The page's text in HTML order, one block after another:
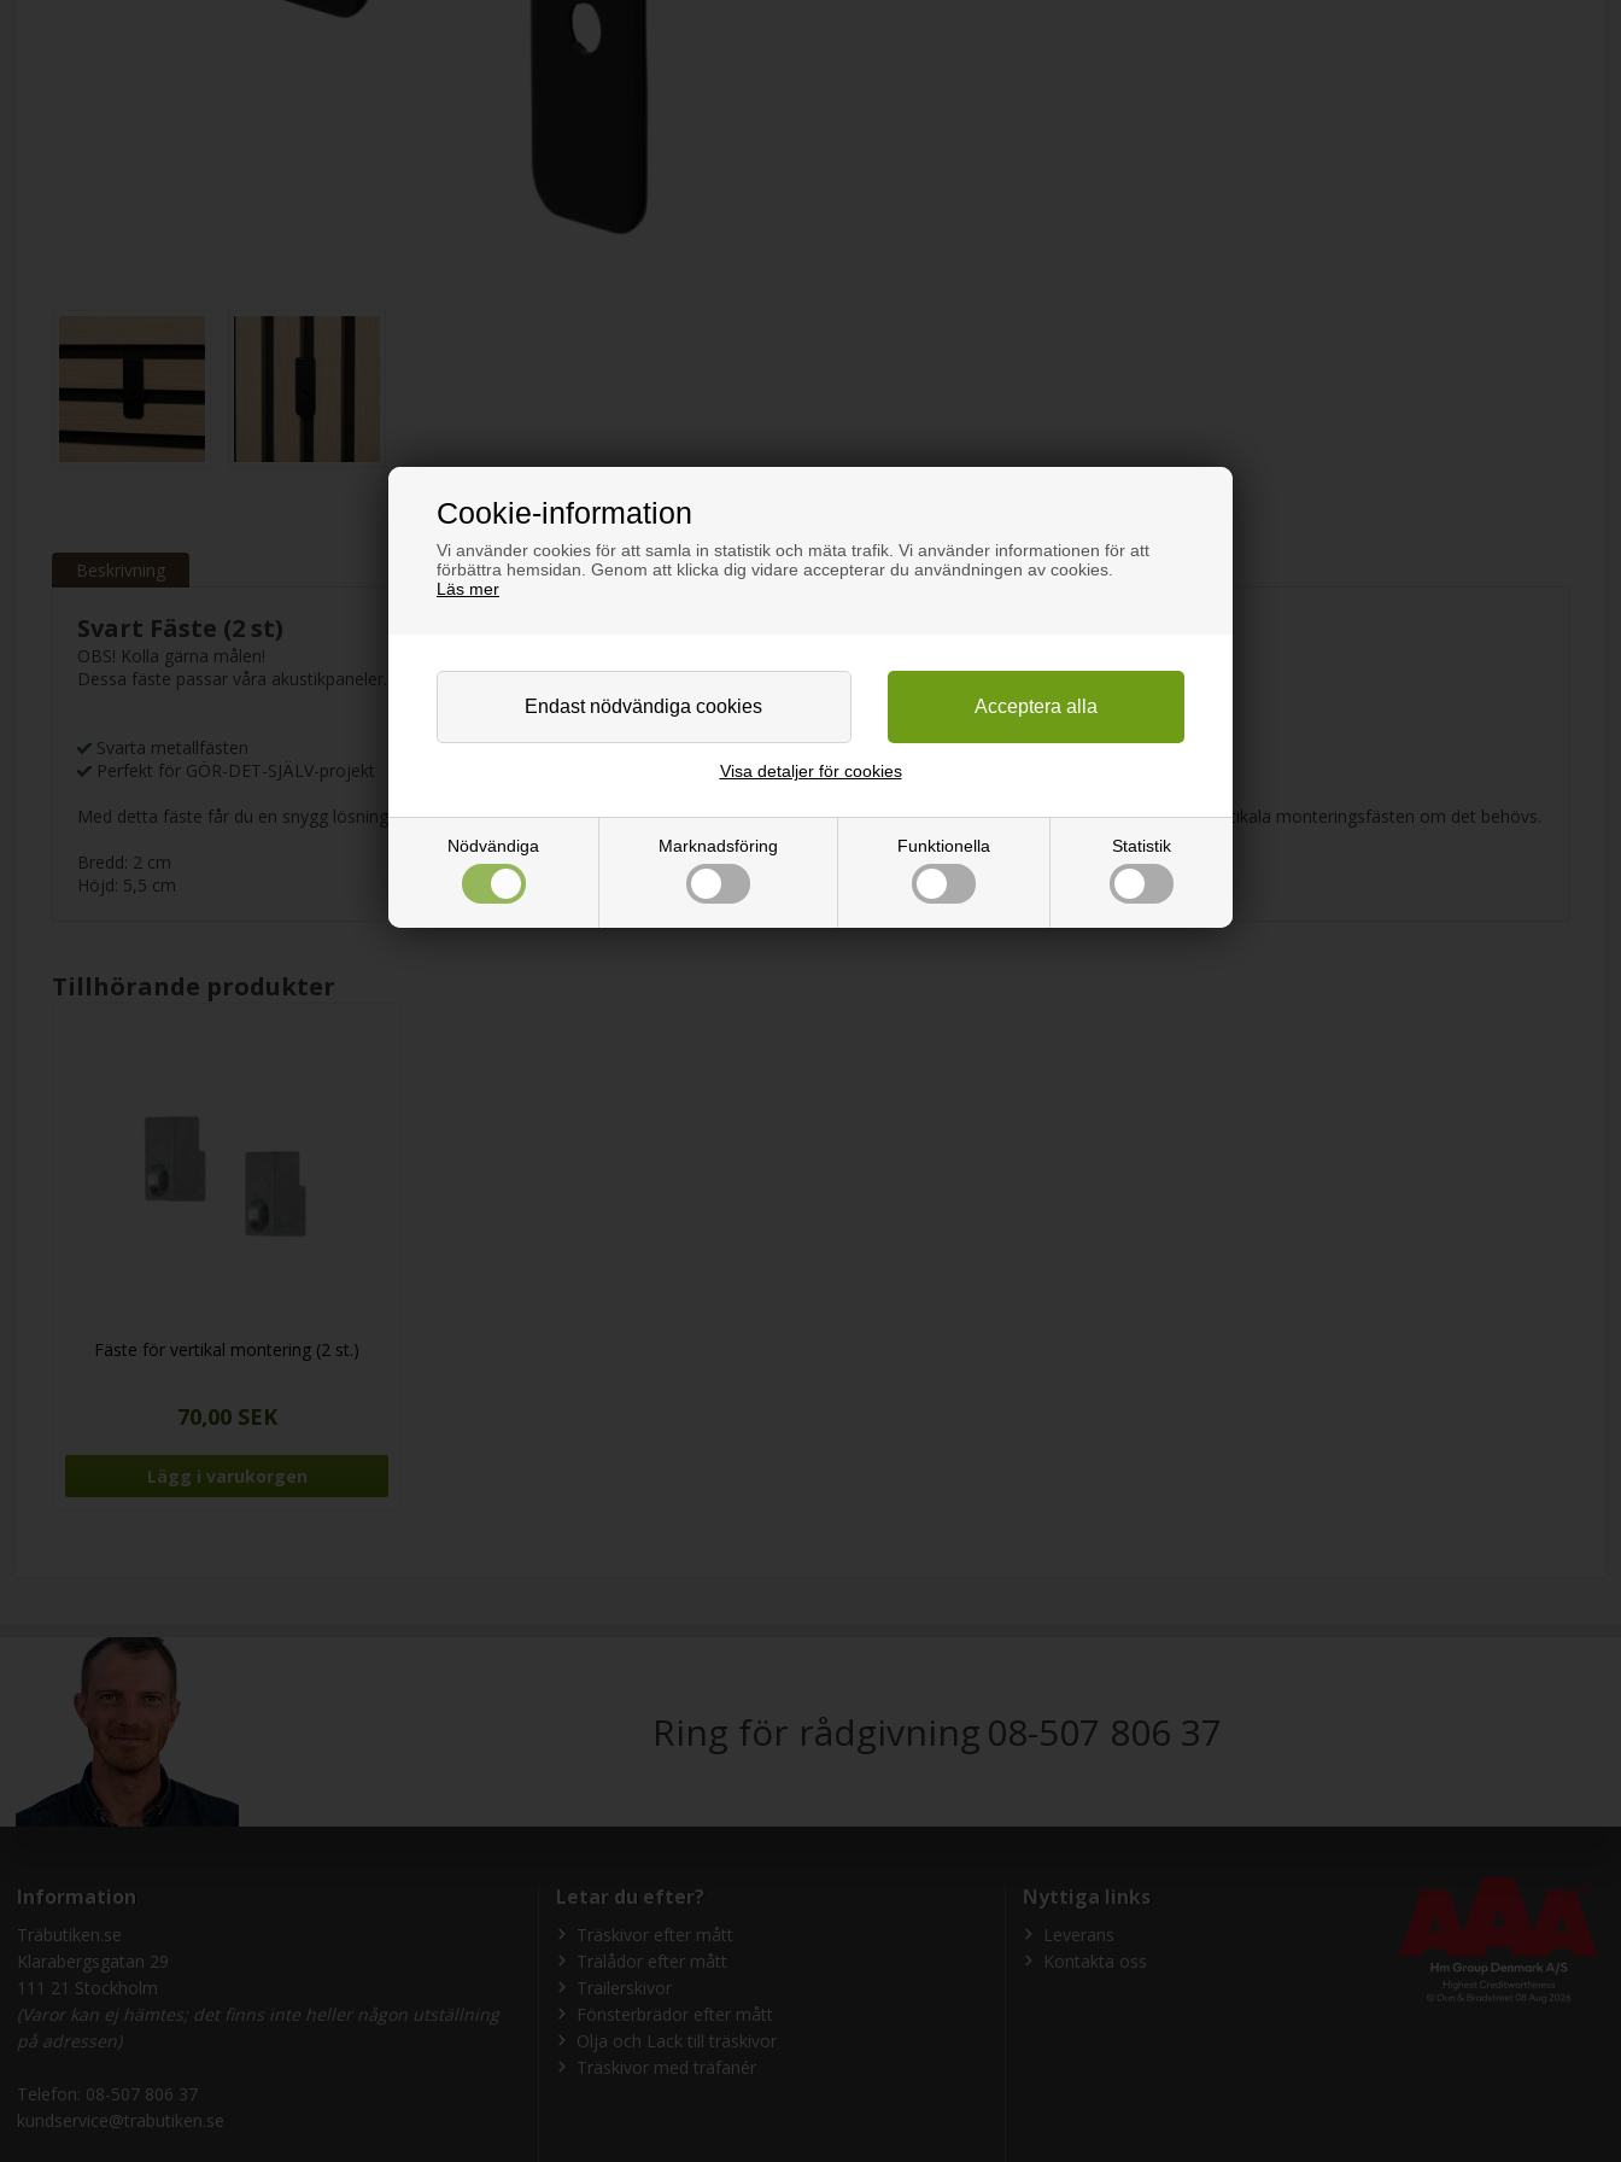
Cookie-information
Vi använder cookies för att samla in statistik och mäta trafik. Vi använder informationen för att
förbättra hemsidan. Genom att klicka dig vidare accepterar du användningen av cookies.
Läs mer
Nödvändiga Marknadsföring Funktionella Statistik
Visa detaljer för cookies
Beskrivning
Svart Fäste (2 st)
OBS! Kolla gärna målen!
Dessa fäste passar våra akustikpaneler.
Svarta metallfästen
Perfekt för GÖR-DET-SJÄLV-projekt
Med detta fäste får du en snygg lösning för dina akustikpaneler. Lätt att montera mellan listerna på akustikpanelerna. För vertikala lister, använd vertikala monteringsfästen om det behövs.
Bredd: 2 cm
Höjd: 5,5 cm
Tillhörande produkter
Fäste för vertikal montering (2 st.)
70,00 SEK
Ring för rådgivning08-507 806 37
Information
Träbutiken.se
Klarabergsgatan 29
111 21 Stockholm
(Varor kan ej hämtes; det finns inte heller någon utställning
på adressen)
Telefon: 08-507 806 37
kundservice@trabutiken.se
Letar du efter?
Träskivor efter mått
Trälådor efter mått
Trailerskivor
Fönsterbrädor efter mått
Olja och Lack till träskivor
Träskivor med träfanér
Nyttiga links
Leverans
Kontakta oss